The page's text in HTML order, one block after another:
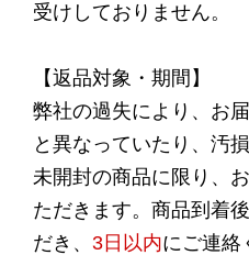
受けしておりません。
【返品対象・期間】
弊社の過失により、お
と異なっていたり、汚
未開封の商品に限り、
ただきます。商品到着
だき、 3日以内にご